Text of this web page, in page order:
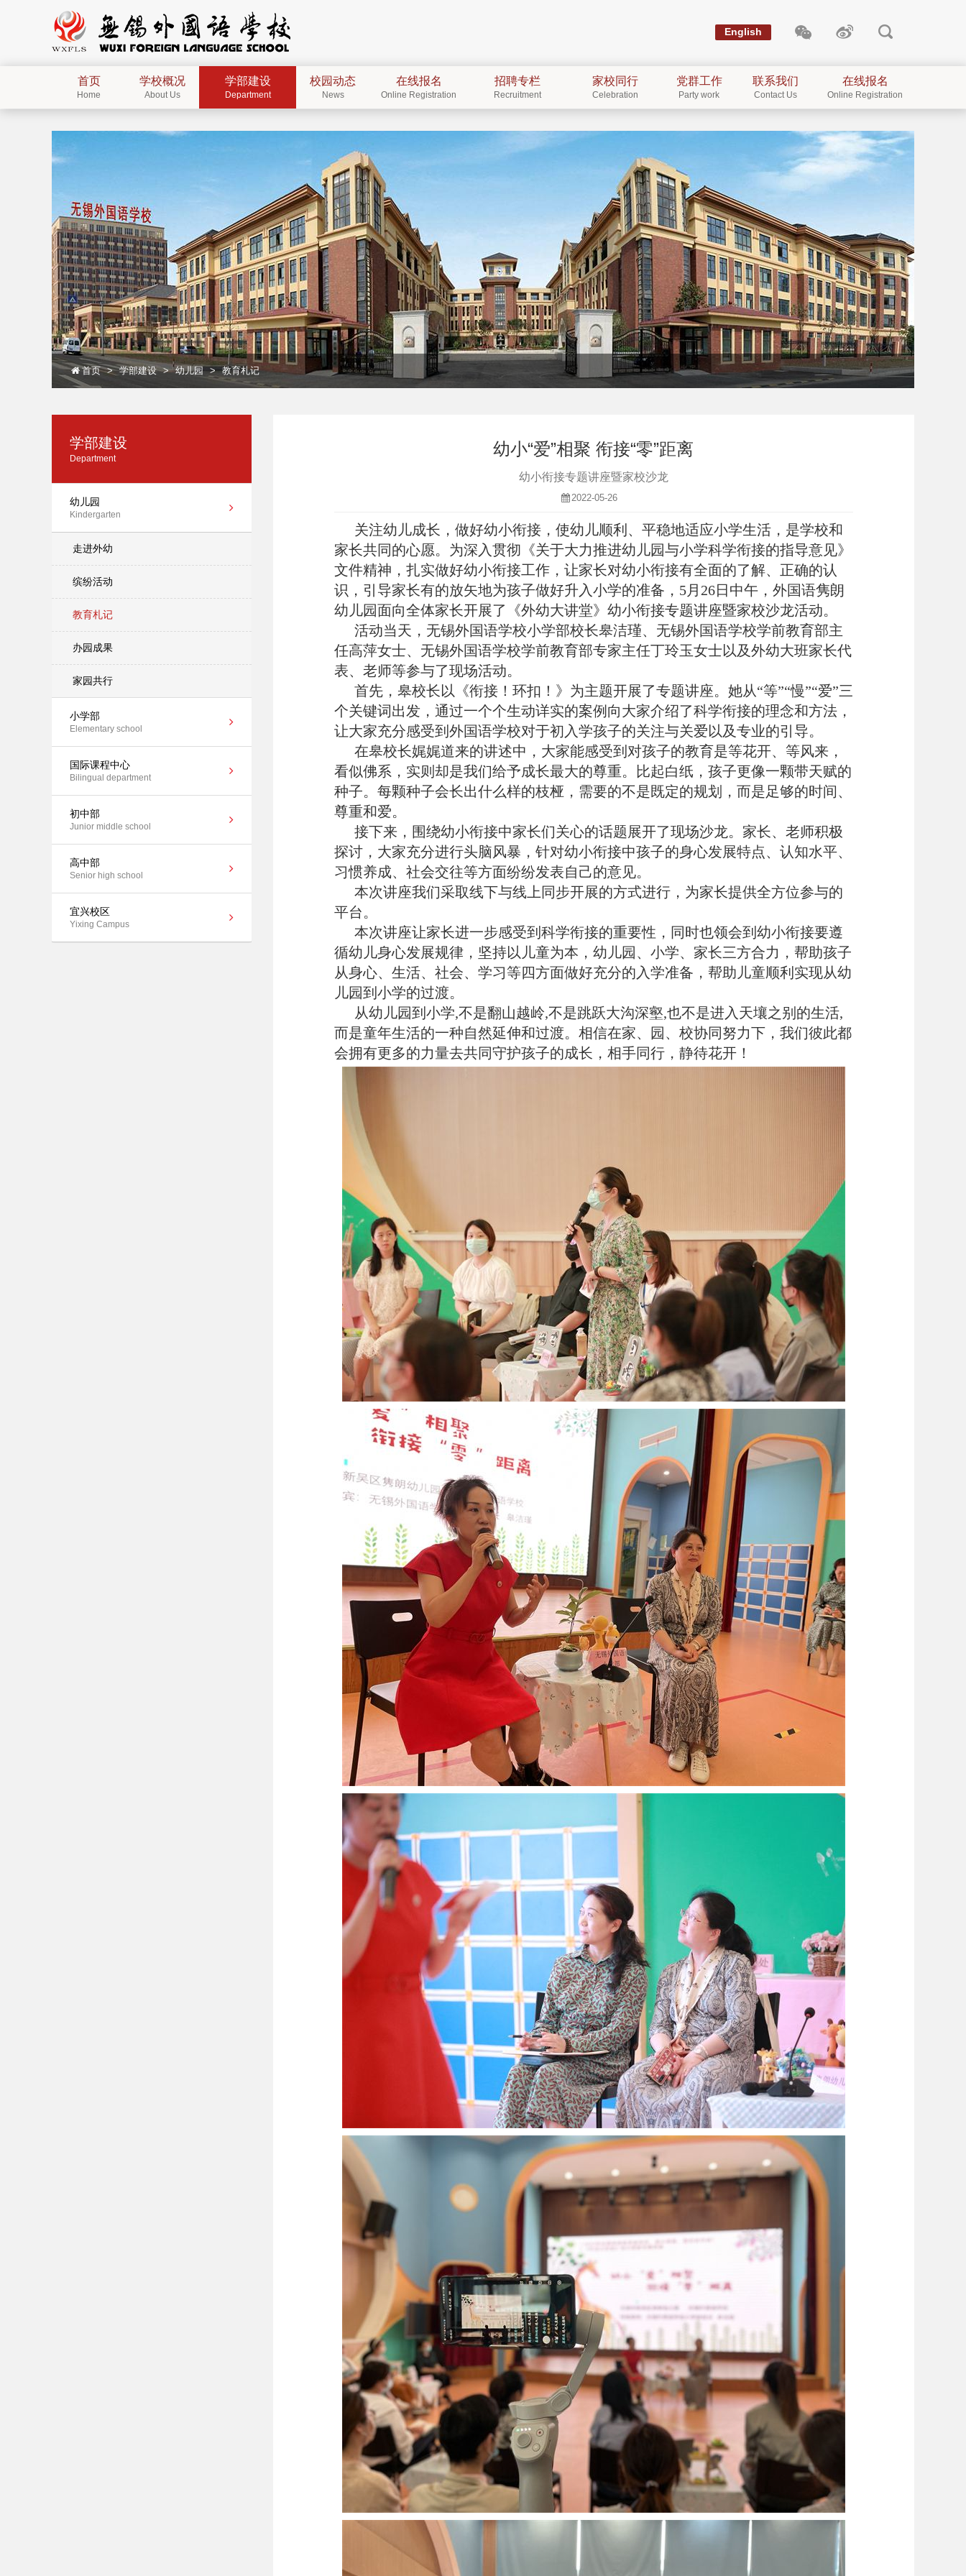
English
首页
Home
学校概况
About Us
学部建设
Department
校园动态
News
在线报名
Online Registration
招聘专栏
Recruitment
家校同行
Celebration
党群工作
Party work
联系我们
Contact Us
在线报名
Online Registration
首页 学部建设 幼儿园 教育札记
学部建设
Department
幼儿园
Kindergarten
走进外幼
缤纷活动
教育札记
办园成果
家园共行
小学部
Elementary school
国际课程中心
Bilingual department
初中部
Junior middle school
高中部
Senior high school
宜兴校区
Yixing Campus
幼小“爱”相聚 衔接“零”距离
幼小衔接专题讲座暨家校沙龙
2022-05-26
关注幼儿成长，做好幼小衔接，使幼儿顺利、平稳地适应小学生活，是学校和
家长共同的心愿。为深入贯彻《关于大力推进幼儿园与小学科学衔接的指导意见》
文件精神，扎实做好幼小衔接工作，让家长对幼小衔接有全面的了解、正确的认
识，引导家长有的放矢地为孩子做好升入小学的准备，5月26日中午，外国语隽朗
幼儿园面向全体家长开展了《外幼大讲堂》幼小衔接专题讲座暨家校沙龙活动。
活动当天，无锡外国语学校小学部校长皋洁瑾、无锡外国语学校学前教育部主
任高萍女士、无锡外国语学校学前教育部专家主任丁玲玉女士以及外幼大班家长代
表、老师等参与了现场活动。
首先，皋校长以《衔接！环扣！》为主题开展了专题讲座。她从“等”“慢”“爱”三
个关键词出发，通过一个个生动详实的案例向大家介绍了科学衔接的理念和方法，
让大家充分感受到外国语学校对于初入学孩子的关注与关爱以及专业的引导。
在皋校长娓娓道来的讲述中，大家能感受到对孩子的教育是等花开、等风来，
看似佛系，实则却是我们给予成长最大的尊重。比起白纸，孩子更像一颗带天赋的
种子。每颗种子会长出什么样的枝桠，需要的不是既定的规划，而是足够的时间、
尊重和爱。
接下来，围绕幼小衔接中家长们关心的话题展开了现场沙龙。家长、老师积极
探讨，大家充分进行头脑风暴，针对幼小衔接中孩子的身心发展特点、认知水平、
习惯养成、社会交往等方面纷纷发表自己的意见。
本次讲座我们采取线下与线上同步开展的方式进行，为家长提供全方位参与的
平台。
本次讲座让家长进一步感受到科学衔接的重要性，同时也领会到幼小衔接要遵
循幼儿身心发展规律，坚持以儿童为本，幼儿园、小学、家长三方合力，帮助孩子
从身心、生活、社会、学习等四方面做好充分的入学准备，帮助儿童顺利实现从幼
儿园到小学的过渡。
从幼儿园到小学,不是翻山越岭,不是跳跃大沟深壑,也不是进入天壤之别的生活,
而是童年生活的一种自然延伸和过渡。相信在家、园、校协同努力下，我们彼此都
会拥有更多的力量去共同守护孩子的成长，相手同行，静待花开！